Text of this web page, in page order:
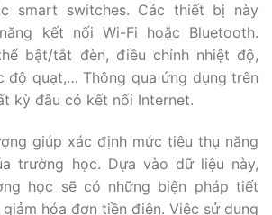
smart switches. Các thiết bị này
kết nối Wi-Fi hoặc Bluetooth.
bật/tắt đèn, điều chỉnh nhiệt độ,
độ quạt,… Thông qua ứng dụng trên
kỳ đâu có kết nối Internet.
giúp xác định mức tiêu thụ năng
trường học. Dựa vào dữ liệu này,
học sẽ có những biện pháp tiết
hóa đơn tiền điện. Việc sử dụng